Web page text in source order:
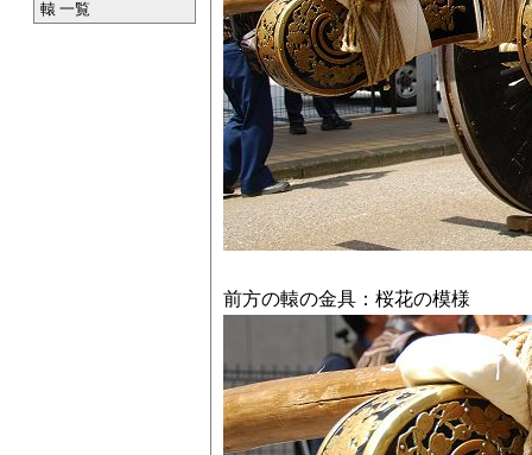
前方の轅の金具：桜花の模様
轅 一覧